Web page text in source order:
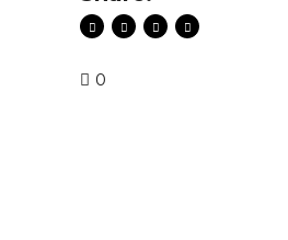
0